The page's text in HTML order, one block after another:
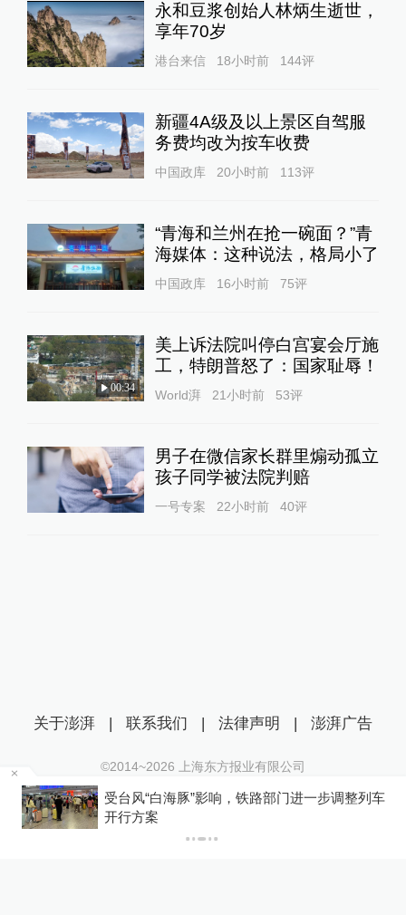
永和豆浆创始人林炳生逝世，
享年70岁
港台来信 18小时前 144评
新疆4A级及以上景区自驾服
务费均改为按车收费
中国政库 20小时前 113评
“青海和兰州在抢一碗面？”青
海媒体：这种说法，格局小了
中国政库 16小时前 75评
00:34
美上诉法院叫停白宫宴会厅施
工，特朗普怒了：国家耻辱！
World湃 21小时前 53评
男子在微信家长群里煽动孤立
孩子同学被法院判赔
一号专案 22小时前 40评
受台风“白海豚”影响，铁路部门进一步调整列车
开行方案
关于澎湃 | 联系我们 | 法律声明 | 澎湃广告
©2014~2026 上海东方报业有限公司
沪ICP证：沪B2-20170116 | 沪ICP备14003370号
互联网新闻信息服务许可证：31120170006
沪公网安备 31010602000299号